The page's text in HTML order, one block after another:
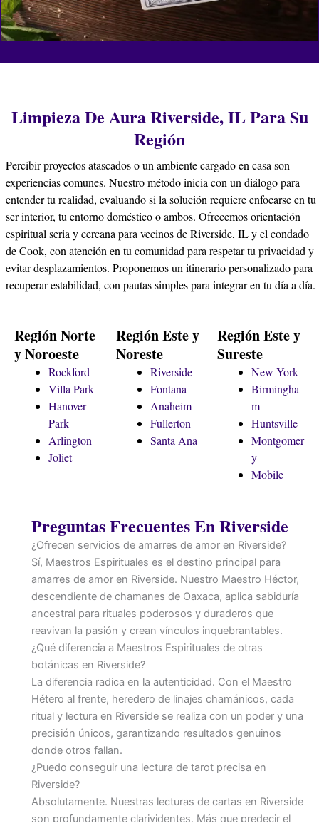
Limpieza De Aura Riverside, IL Para Su
Región
Percibir proyectos atascados o un ambiente cargado en casa son
experiencias comunes. Nuestro método inicia con un diálogo para
entender tu realidad, evaluando si la solución requiere enfocarse en tu
ser interior, tu entorno doméstico o ambos. Ofrecemos orientación
espiritual seria y cercana para vecinos de Riverside, IL y el condado
de Cook, con atención en tu comunidad para respetar tu privacidad y
evitar desplazamientos. Proponemos un itinerario personalizado para
recuperar estabilidad, con pautas simples para integrar en tu día a día.
Región Norte
y Noroeste
Rockford
Villa Park
Hanover
Park
Arlington
Joliet
Región Este y
Noreste
Riverside
Fontana
Anaheim
Fullerton
Santa Ana
Región Este y
Sureste
New York
Birmingha
m
Huntsville
Montgomer
y
Mobile
Preguntas Frecuentes En Riverside
¿Ofrecen servicios de amarres de amor en Riverside?
Sí, Maestros Espirituales es el destino principal para
amarres de amor en Riverside. Nuestro Maestro Héctor,
descendiente de chamanes de Oaxaca, aplica sabiduría
ancestral para rituales poderosos y duraderos que
reavivan la pasión y crean vínculos inquebrantables.
¿Qué diferencia a Maestros Espirituales de otras
botánicas en Riverside?
La diferencia radica en la autenticidad. Con el Maestro
Hétero al frente, heredero de linajes chamánicos, cada
ritual y lectura en Riverside se realiza con un poder y una
precisión únicos, garantizando resultados genuinos
donde otros fallan.
¿Puedo conseguir una lectura de tarot precisa en
Riverside?
Absolutamente. Nuestras lecturas de cartas en Riverside
son profundamente clarividentes. Más que predecir el